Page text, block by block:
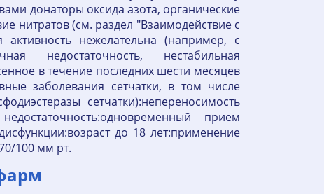
донаторы оксида азота, органические
нитратов (см. раздел "Взаимодействие с
нежелательна (например, с
недостаточность, нестабильная
в течение последних шести месяцев
заболевания сетчатки, в том числе
сетчатки):непереносимость
прием
до 18 лет:применение
100 мм рт.